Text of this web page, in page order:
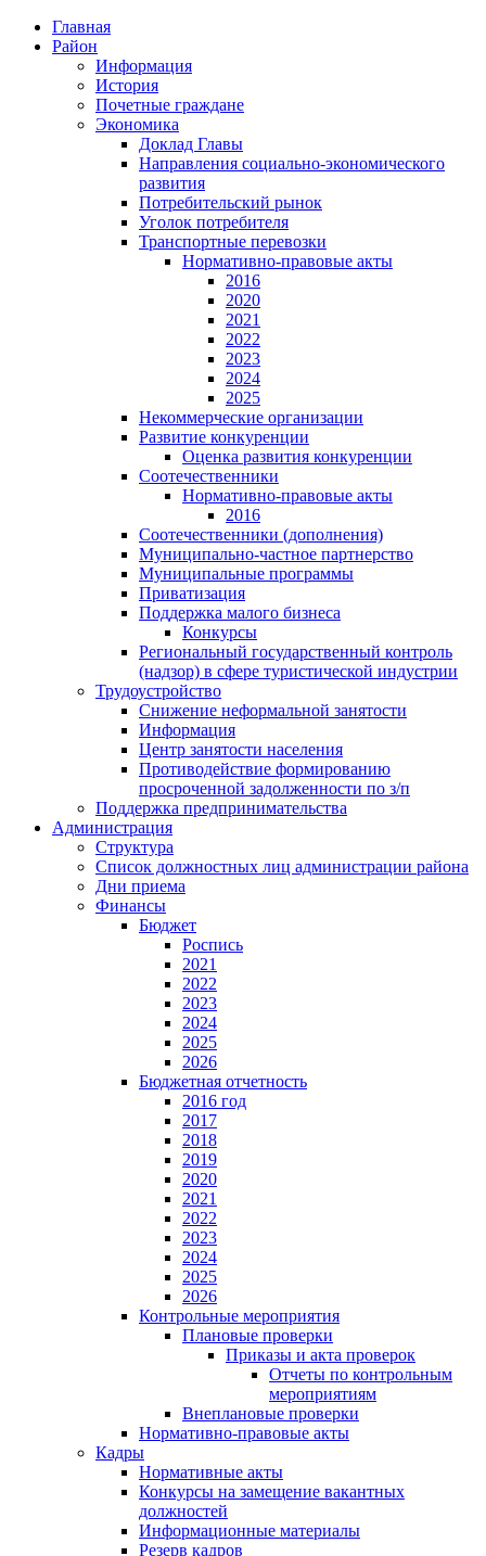
Главная
Район
Информация
История
Почетные граждане
Экономика
Доклад Главы
Направления социально-экономического
развития
Потребительский рынок
Уголок потребителя
Транспортные перевозки
Нормативно-правовые акты
2016
2020
2021
2022
2023
2024
2025
Некоммерческие организации
Развитие конкуренции
Оценка развития конкуренции
Соотечественники
Нормативно-правовые акты
2016
Соотечественники (дополнения)
Муниципально-частное партнерство
Муниципальные программы
Приватизация
Поддержка малого бизнеса
Конкурсы
Региональный государственный контроль
(надзор) в сфере туристической индустрии
Трудоустройство
Снижение неформальной занятости
Информация
Центр занятости населения
Противодействие формированию
просроченной задолженности по з/п
Поддержка предпринимательства
Администрация
Структура
Список должностных лиц администрации района
Дни приема
Финансы
Бюджет
Роспись
2021
2022
2023
2024
2025
2026
Бюджетная отчетность
2016 год
2017
2018
2019
2020
2021
2022
2023
2024
2025
2026
Контрольные мероприятия
Плановые проверки
Приказы и акта проверок
Отчеты по контрольным
мероприятиям
Внеплановые проверки
Нормативно-правовые акты
Кадры
Нормативные акты
Конкурсы на замещение вакантных
должностей
Информационные материалы
Резерв кадров